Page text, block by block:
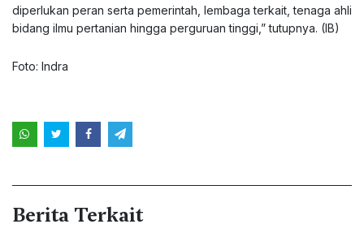
diperlukan peran serta pemerintah, lembaga terkait, tenaga ahli
bidang ilmu pertanian hingga perguruan tinggi,” tutupnya. (IB)
Foto: Indra
Berita Terkait